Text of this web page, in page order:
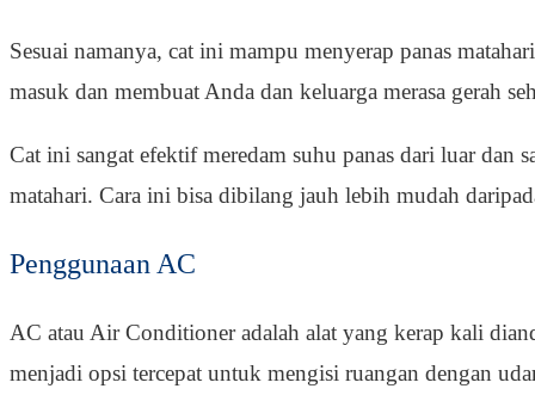
Sesuai namanya, cat ini mampu menyerap panas
masuk dan membuat Anda dan keluarga merasa gerah
Cat ini sangat efektif meredam suhu panas dari luar
matahari. Cara ini bisa dibilang jauh lebih mudah
Penggunaan AC
AC atau Air Conditioner adalah alat yang kerap kali
menjadi opsi tercepat untuk mengisi ruangan dengan